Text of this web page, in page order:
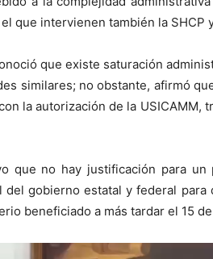
que intervienen también la SHCP y
que existe saturación
similares; no obstante, afirmó
la autorización de la USICAMM,
que no hay justificación para
del gobierno estatal y federal
beneficiado a más tardar el 15